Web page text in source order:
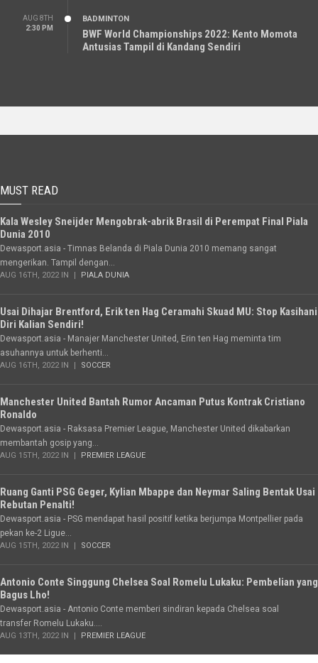
AUG 8TH
2:30 PM
BADMINTON
BWF World Championships 2022: Kento Momota
Antusias Tampil di Kandang Sendiri
MUST READ
Kala Wesley Sneijder Mengobrak-abrik Brasil di Perempat Final Piala
Dunia 2010
Dewasport.asia - Timnas Belanda di Piala Dunia 2010 memang sangat
mengerikan. Tampil dengan...
AUG 16TH, 2022 IN PIALA DUNIA
Usai Dihajar Brentford, Erik ten Hag Ceramahi Skuad MU: Stop Kasihani
Diri Kalian Sendiri!
Dewasport.asia - Manajer Manchester United, Erin ten Hag meminta tim
asuhannya untuk berhenti...
AUG 16TH, 2022 IN SOCCER
Manchester United Bantah Rumor Ancaman Putus Kontrak Cristiano
Ronaldo
Dewasport.asia - Raksasa Premier League, Manchester United dikabarkan
membantah gosip yang...
AUG 15TH, 2022 IN PREMIER LEAGUE
Ruang Ganti PSG Geger, Kylian Mbappe dan Neymar Saling Bentak Usai
Rebutan Penalti!
Dewasport.asia - PSG mendapat hasil positif ketika berjumpa Montpellier pada
pekan ke-2 Ligue...
AUG 15TH, 2022 IN SOCCER
Antonio Conte Singgung Chelsea Soal Romelu Lukaku: Pembelian yang
Bagus Lho!
Dewasport.asia - Antonio Conte memberi sindiran kepada Chelsea soal
transfer Romelu Lukaku....
AUG 13TH, 2022 IN PREMIER LEAGUE